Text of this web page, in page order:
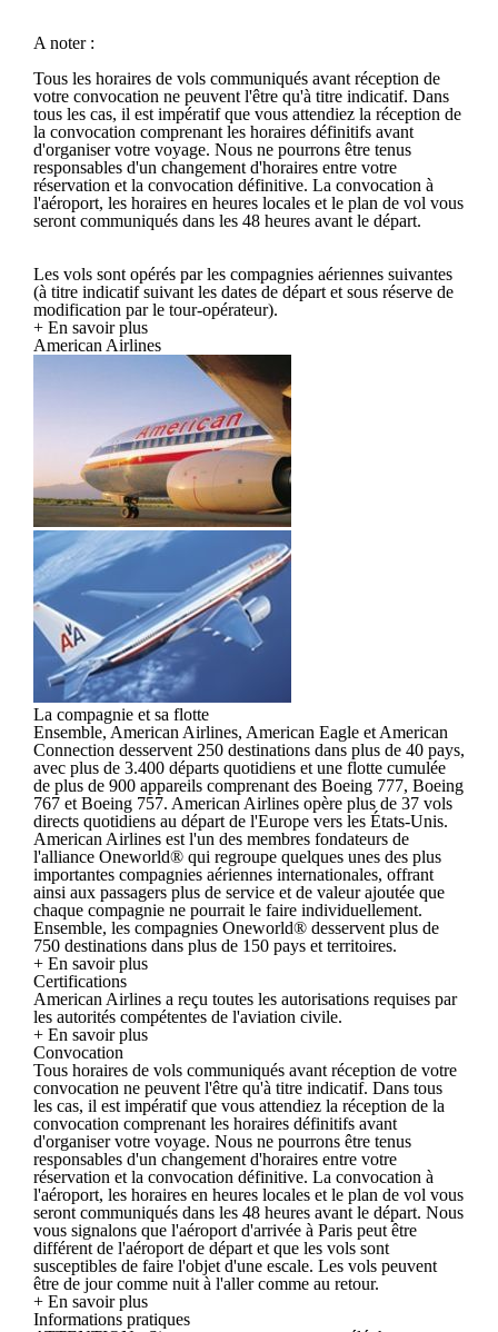
A noter :
Tous les horaires de vols communiqués avant réception de
votre convocation ne peuvent l'être qu'à titre indicatif. Dans
tous les cas, il est impératif que vous attendiez la réception de
la convocation comprenant les horaires définitifs avant
d'organiser votre voyage. Nous ne pourrons être tenus
responsables d'un changement d'horaires entre votre
réservation et la convocation définitive. La convocation à
l'aéroport, les horaires en heures locales et le plan de vol vous
seront communiqués dans les 48 heures avant le départ.
Les vols sont opérés par les compagnies aériennes suivantes
(à titre indicatif suivant les dates de départ et sous réserve de
modification par le tour-opérateur).
+ En savoir plus
American Airlines
La compagnie et sa flotte
Ensemble, American Airlines, American Eagle et American
Connection desservent 250 destinations dans plus de 40 pays,
avec plus de 3.400 départs quotidiens et une flotte cumulée
de plus de 900 appareils comprenant des Boeing 777, Boeing
767 et Boeing 757. American Airlines opère plus de 37 vols
directs quotidiens au départ de l'Europe vers les États-Unis.
American Airlines est l'un des membres fondateurs de
l'alliance Oneworld® qui regroupe quelques unes des plus
importantes compagnies aériennes internationales, offrant
ainsi aux passagers plus de service et de valeur ajoutée que
chaque compagnie ne pourrait le faire individuellement.
Ensemble, les compagnies Oneworld® desservent plus de
750 destinations dans plus de 150 pays et territoires.
+ En savoir plus
Certifications
American Airlines a reçu toutes les autorisations requises par
les autorités compétentes de l'aviation civile.
+ En savoir plus
Convocation
Tous horaires de vols communiqués avant réception de votre
convocation ne peuvent l'être qu'à titre indicatif. Dans tous
les cas, il est impératif que vous attendiez la réception de la
convocation comprenant les horaires définitifs avant
d'organiser votre voyage. Nous ne pourrons être tenus
responsables d'un changement d'horaires entre votre
réservation et la convocation définitive. La convocation à
l'aéroport, les horaires en heures locales et le plan de vol vous
seront communiqués dans les 48 heures avant le départ. Nous
vous signalons que l'aéroport d'arrivée à Paris peut être
différent de l'aéroport de départ et que les vols sont
susceptibles de faire l'objet d'une escale. Les vols peuvent
être de jour comme nuit à l'aller comme au retour.
+ En savoir plus
Informations pratiques